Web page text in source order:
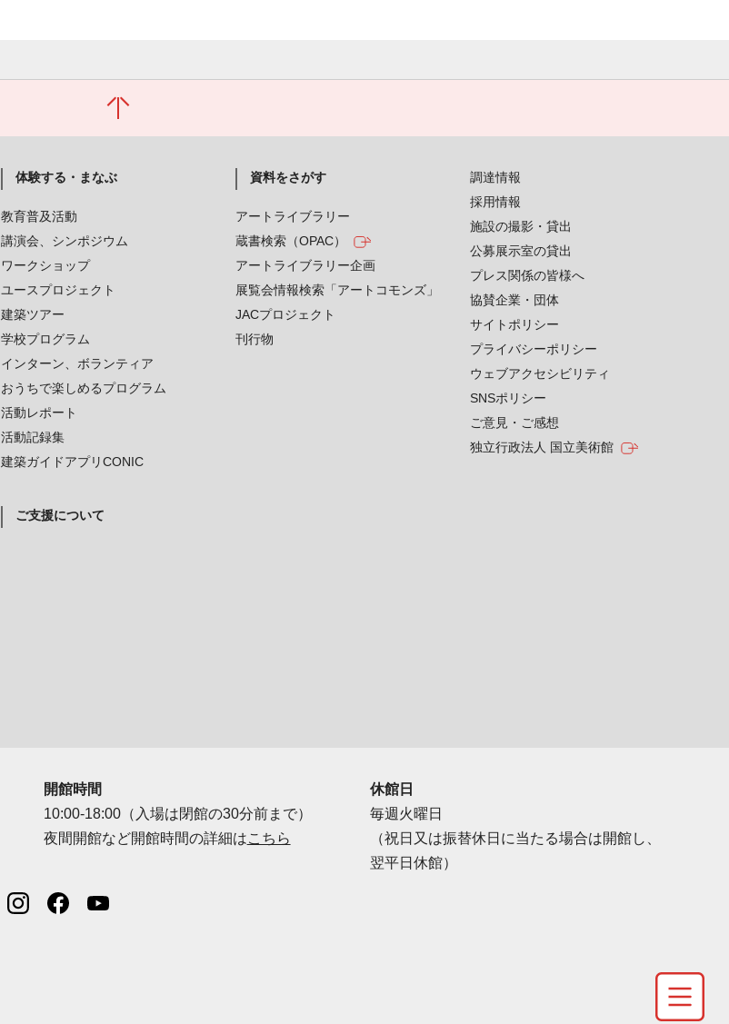
体験する・まなぶ
教育普及活動
講演会、シンポジウム
ワークショップ
ユースプロジェクト
建築ツアー
学校プログラム
インターン、ボランティア
おうちで楽しめるプログラム
活動レポート
活動記録集
建築ガイドアプリCONIC
資料をさがす
アートライブラリー
蔵書検索（OPAC）
アートライブラリー企画
展覧会情報検索「アートコモンズ」
JACプロジェクト
刊行物
ご支援について
調達情報
採用情報
施設の撮影・貸出
公募展示室の貸出
プレス関係の皆様へ
協賛企業・団体
サイトポリシー
プライバシーポリシー
ウェブアクセシビリティ
SNSポリシー
ご意見・ご感想
独立行政法人 国立美術館
開館時間
10:00-18:00（入場は閉館の30分前まで）
夜間開館など開館時間の詳細はこちら
休館日
毎週火曜日
（祝日又は振替休日に当たる場合は開館し、
翌平日休館）